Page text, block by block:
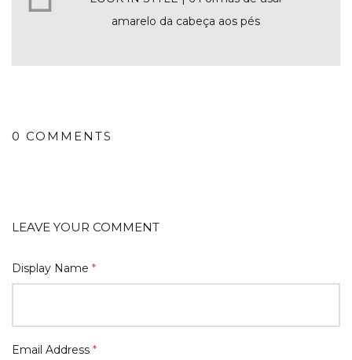
amarelo da cabeça aos pés
0 COMMENTS
LEAVE YOUR COMMENT
Display Name *
Email Address *